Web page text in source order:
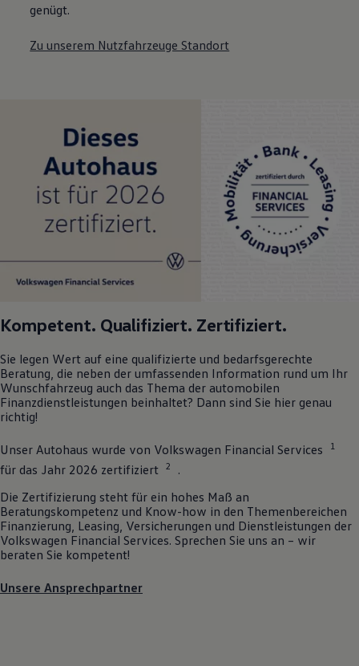
genügt.
Zu unserem Nutzfahrzeuge Standort
Kompetent. Qualifiziert. Zertifiziert.
Sie legen Wert auf eine qualifizierte und bedarfsgerechte
Beratung, die neben der umfassenden Information rund um Ihr
Wunschfahrzeug auch das Thema der automobilen
Finanzdienstleistungen beinhaltet? Dann sind Sie hier genau
richtig!
Unser Autohaus wurde von Volkswagen Financial Services 1
für das Jahr 2026 zertifiziert 2
.
Die Zertifizierung steht für ein hohes Maß an
Beratungskompetenz und Know-how in den Themenbereichen
Finanzierung, Leasing, Versicherungen und Dienstleistungen der
Volkswagen Financial Services. Sprechen Sie uns an – wir
beraten Sie kompetent!
Unsere Ansprechpartner